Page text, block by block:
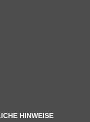
HINWEISE